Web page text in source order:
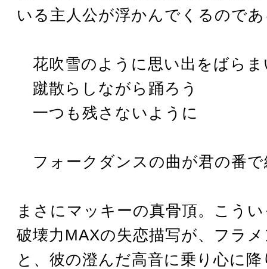
いる主人公が浮かんでくるので
花吹雪のように思い出をばらま
蹴散らしながら踊ろう
一つも残さないように
フォークダンスの曲が君の番
まさにマッキーの真骨頂。こう
破壊力MAXの失恋描写が、フラ
と、彼の澄んだ高音に乗り心に